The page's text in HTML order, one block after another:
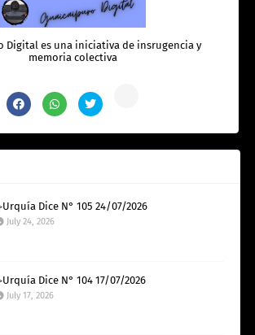
Digital es una iniciativa de insrugencia y
memoria colectiva
Dice N° 105 24/07/2026
July 24, 2026
Dice N° 104 17/07/2026
July 17, 2026